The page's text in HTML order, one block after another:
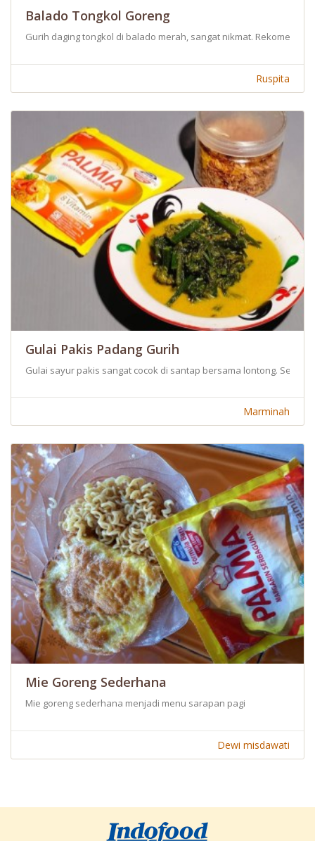
Balado Tongkol Goreng
Gurih daging tongkol di balado merah, sangat nikmat.
Ruspita
Gulai Pakis Padang Gurih
Gulai sayur pakis sangat cocok di santap bersama lontong.
Marminah
Mie Goreng Sederhana
Mie goreng sederhana menjadi menu sarapan pagi
Dewi misdawati